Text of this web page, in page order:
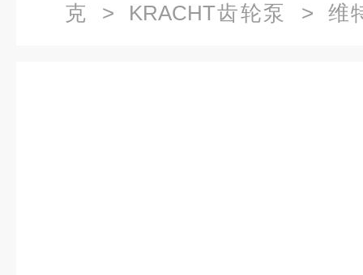
克 > KRACHT齿轮泵
> 维